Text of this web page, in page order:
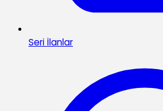
Seri İlanlar